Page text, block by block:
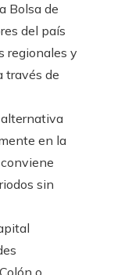
Bolsa de
del país
regionales y
través de
en la
sin